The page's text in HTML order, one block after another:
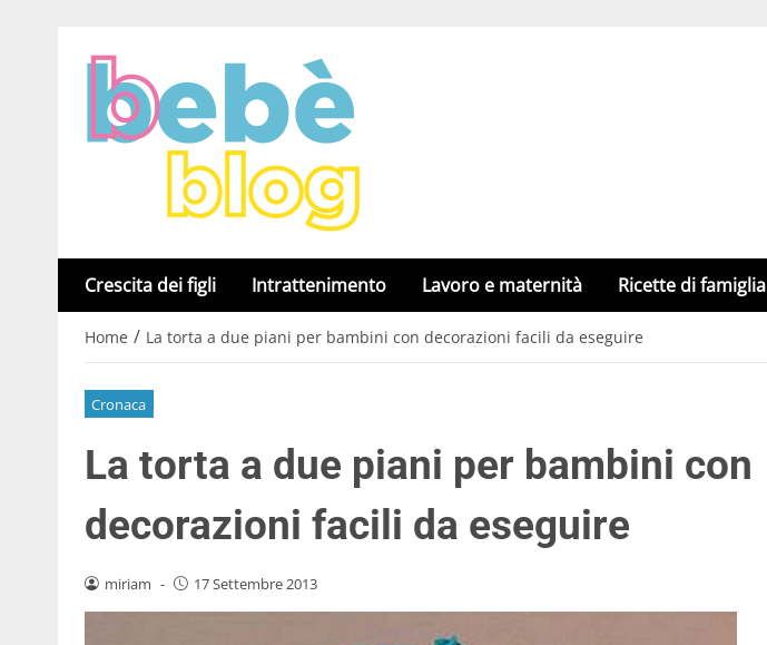
Crescita dei figli Intrattenimento Lavoro e maternità Ricette di famiglia
Home / La torta a due piani per bambini con decorazioni facili da eseguire
Cronaca
La torta a due piani per bambini con
decorazioni facili da eseguire
miriam - 17 Settembre 2013